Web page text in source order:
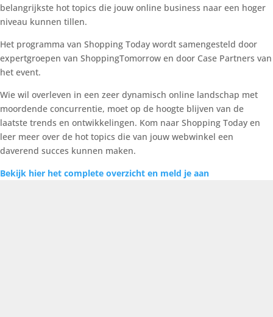
belangrijkste hot topics die jouw online business naar een hoger
niveau kunnen tillen.
Het programma van Shopping Today wordt samengesteld door
expertgroepen van ShoppingTomorrow en door Case Partners van
het event.
Wie wil overleven in een zeer dynamisch online landschap met
moordende concurrentie, moet op de hoogte blijven van de
laatste trends en ontwikkelingen. Kom naar Shopping Today en
leer meer over de hot topics die van jouw webwinkel een
daverend succes kunnen maken.
Bekijk hier het complete overzicht en meld je aan